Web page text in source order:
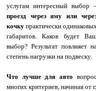
услугам интересный выбор
проезд через яму или
кочку практически
габаритов. Каков будет
выбор? Результат повлияет
степень нагрузки на подвеску.
Что лучше для авто
многих критериев, начиная от